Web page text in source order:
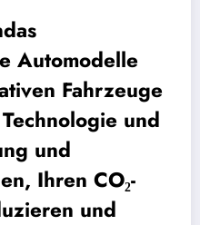
Automodelle
Fahrzeuge
und
und
Ihren CO₂-
und